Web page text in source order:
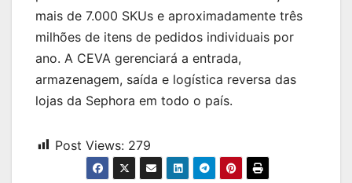
mais de 7.000 SKUs e aproximadamente três
milhões de itens de pedidos individuais por
ano. A CEVA gerenciará a entrada,
armazenagem, saída e logística reversa das
lojas da Sephora em todo o país.
Post Views: 279